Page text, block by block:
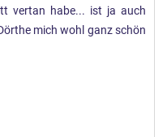
vertan habe... ist ja auch
mich wohl ganz schön